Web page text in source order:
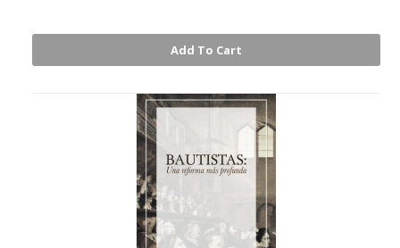
Add To Cart